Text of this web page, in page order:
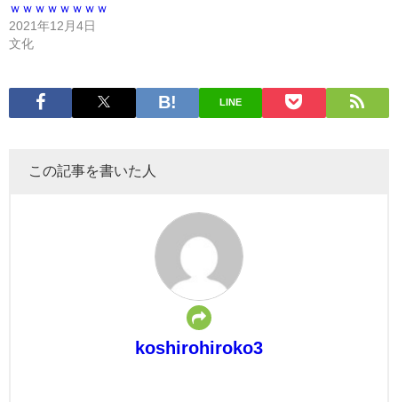
ｗｗｗｗｗｗｗｗ
2021年12月4日
文化
LINE
この記事を書いた人
koshirohiroko3